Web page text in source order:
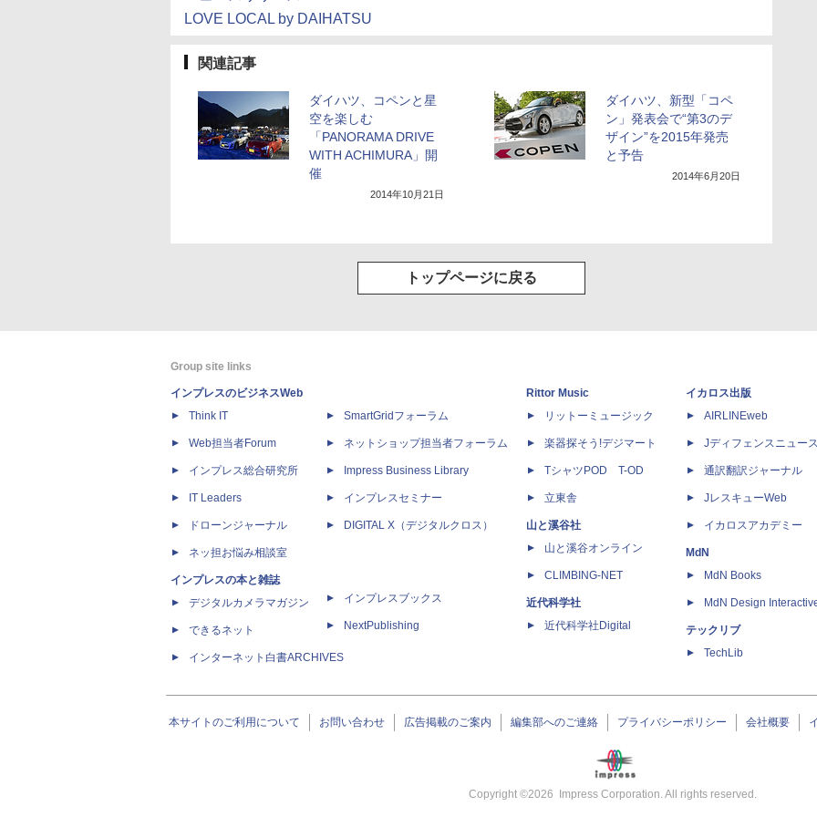
LOVE LOCAL by DAIHATSU
関連記事
ダイハツ、コペンと星
空を楽しむ
「PANORAMA DRIVE
WITH ACHIMURA」開
催
2014年10月21日
ダイハツ、新型「コペ
ン」発表会で“第3のデ
ザイン”を2015年発売
と予告
2014年6月20日
トップページに戻る
Group site links
インプレスのビジネスWeb
Think IT
Web担当者Forum
インプレス総合研究所
IT Leaders
ドローンジャーナル
ネッ担お悩み相談室
インプレスの本と雑誌
デジタルカメラマガジン
できるネット
インターネット白書ARCHIVES
SmartGridフォーラム
ネットショップ担当者フォーラム
Impress Business Library
インプレスセミナー
DIGITAL X（デジタルクロス）
インプレスブックス
NextPublishing
Rittor Music
リットーミュージック
楽器探そう!デジマート
TシャツPOD T-OD
立東舎
山と溪谷社
山と溪谷オンライン
CLIMBING-NET
近代科学社
近代科学社Digital
イカロス出版
AIRLINEweb
Jディフェンスニュー
通訳翻訳ジャーナル
JレスキューWeb
イカロスアカデミー
MdN
MdN Books
MdN Design
テックリブ
TechLib
本サイトのご利用について お問い合わせ 広告掲載のご案内 編集部へのご連絡 プライバシーポリシー 会社概要
Copyright ©2026 Impress Corporation. All rights reserved.